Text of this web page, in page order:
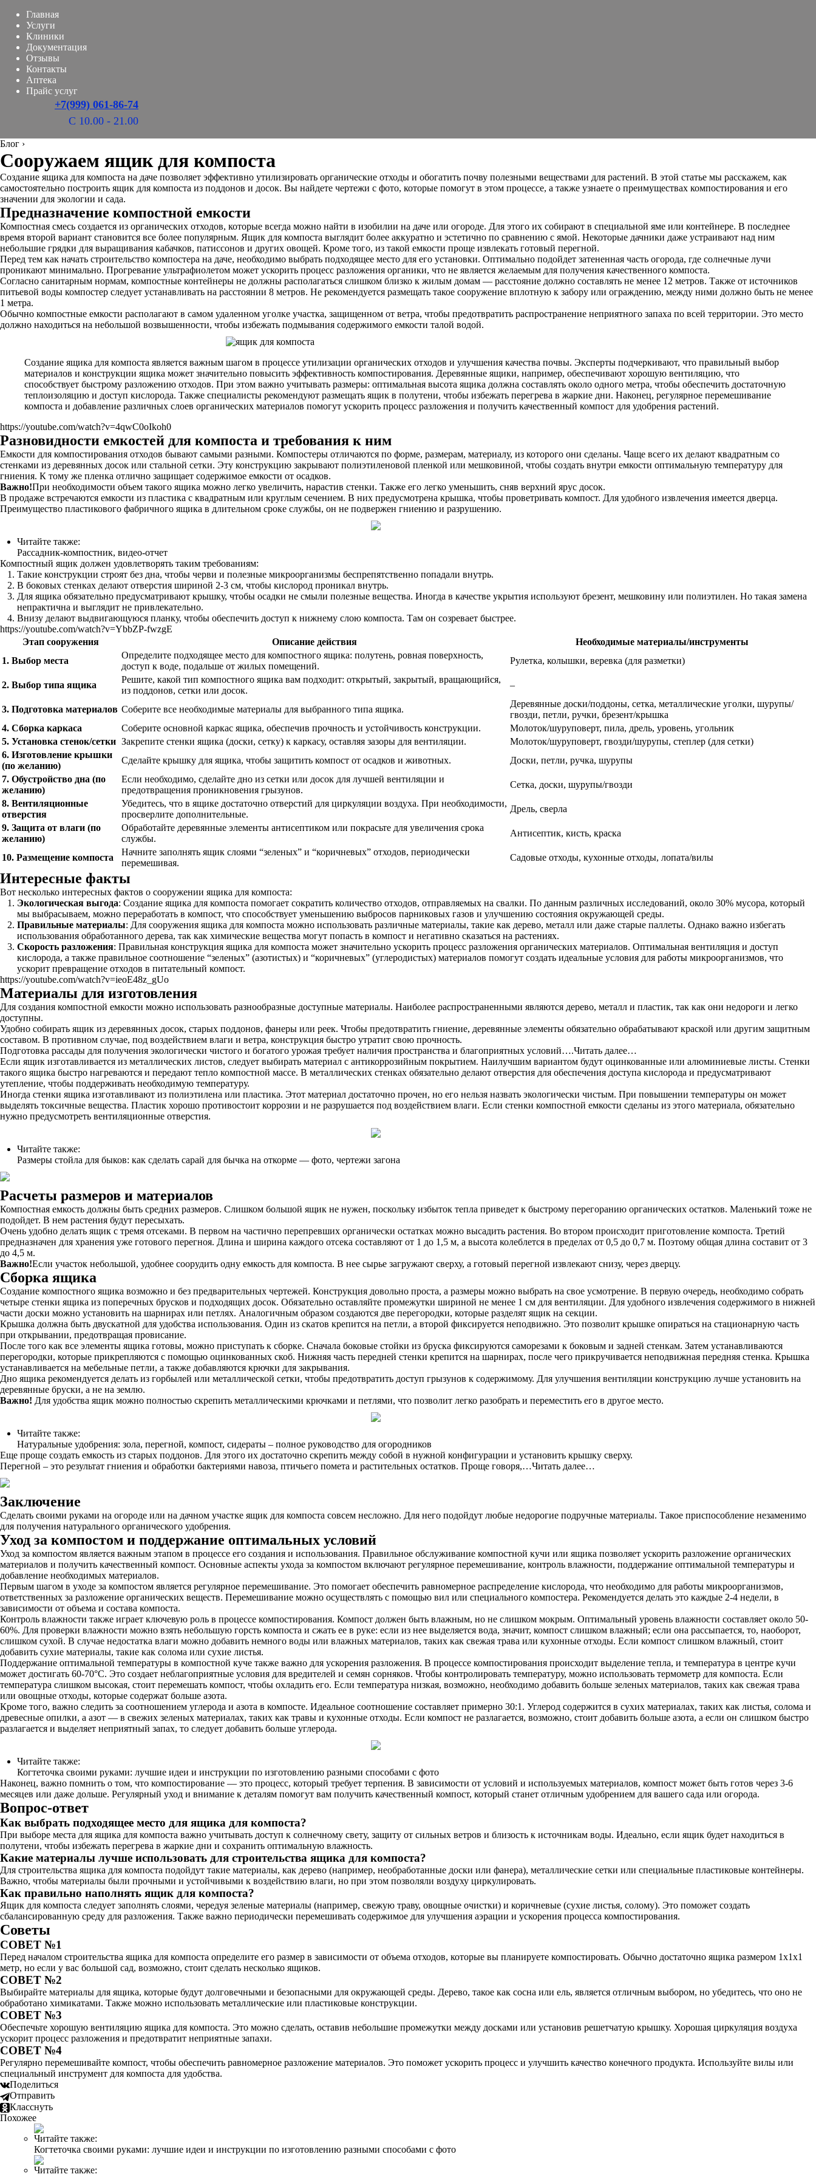
Главная
Услуги
Клиники
Документация
Отзывы
Контакты
Аптека
Прайс услуг
+7(999) 061-86-74
С 10.00 - 21.00
Блог ›
Сооружаем ящик для компоста
Создание ящика для компоста на даче позволяет эффективно утилизировать органические отходы и обогатить почву полезными веществами для растений. В этой статье мы расскажем, как
самостоятельно построить ящик для компоста из поддонов и досок. Вы найдете чертежи с фото, которые помогут в этом процессе, а также узнаете о преимуществах компостирования и его
значении для экологии и сада.
Предназначение компостной емкости
Компостная смесь создается из органических отходов, которые всегда можно найти в изобилии на даче или огороде. Для этого их собирают в специальной яме или контейнере. В последнее
время второй вариант становится все более популярным. Ящик для компоста выглядит более аккуратно и эстетично по сравнению с ямой. Некоторые дачники даже устраивают над ним
небольшие грядки для выращивания кабачков, патиссонов и других овощей. Кроме того, из такой емкости проще извлекать готовый перегной.
Перед тем как начать строительство компостера на даче, необходимо выбрать подходящее место для его установки. Оптимально подойдет затененная часть огорода, где солнечные лучи
проникают минимально. Прогревание ультрафиолетом может ускорить процесс разложения органики, что не является желаемым для получения качественного компоста.
Согласно санитарным нормам, компостные контейнеры не должны располагаться слишком близко к жилым домам — расстояние должно составлять не менее 12 метров. Также от источников
питьевой воды компостер следует устанавливать на расстоянии 8 метров. Не рекомендуется размещать такое сооружение вплотную к забору или ограждению, между ними должно быть не менее
1 метра.
Обычно компостные емкости располагают в самом удаленном уголке участка, защищенном от ветра, чтобы предотвратить распространение неприятного запаха по всей территории. Это место
должно находиться на небольшой возвышенности, чтобы избежать подмывания содержимого емкости талой водой.
Создание ящика для компоста является важным шагом в процессе утилизации органических отходов и улучшения качества почвы. Эксперты подчеркивают, что правильный выбор
материалов и конструкции ящика может значительно повысить эффективность компостирования. Деревянные ящики, например, обеспечивают хорошую вентиляцию, что
способствует быстрому разложению отходов. При этом важно учитывать размеры: оптимальная высота ящика должна составлять около одного метра, чтобы обеспечить достаточную
теплоизоляцию и доступ кислорода. Также специалисты рекомендуют размещать ящик в полутени, чтобы избежать перегрева в жаркие дни. Наконец, регулярное перемешивание
компоста и добавление различных слоев органических материалов помогут ускорить процесс разложения и получить качественный компост для удобрения растений.
https://youtube.com/watch?v=4qwC0oIkoh0
Разновидности емкостей для компоста и требования к ним
Емкости для компостирования отходов бывают самыми разными. Компостеры отличаются по форме, размерам, материалу, из которого они сделаны. Чаще всего их делают квадратным со
стенками из деревянных досок или стальной сетки. Эту конструкцию закрывают полиэтиленовой пленкой или мешковиной, чтобы создать внутри емкости оптимальную температуру для
гниения. К тому же пленка отлично защищает содержимое емкости от осадков.
Важно!При необходимости объем такого ящика можно легко увеличить, нарастив стенки. Также его легко уменьшить, сняв верхний ярус досок.
В продаже встречаются емкости из пластика с квадратным или круглым сечением. В них предусмотрена крышка, чтобы проветривать компост. Для удобного извлечения имеется дверца.
Преимущество пластикового фабричного ящика в длительном сроке службы, он не подвержен гниению и разрушению.
Читайте также:
Рассадник-компостник, видео-отчет
Компостный ящик должен удовлетворять таким требованиям:
Такие конструкции строят без дна, чтобы черви и полезные микроорганизмы беспрепятственно попадали внутрь.
В боковых стенках делают отверстия шириной 2-3 см, чтобы кислород проникал внутрь.
Для ящика обязательно предусматривают крышку, чтобы осадки не смыли полезные вещества. Иногда в качестве укрытия используют брезент, мешковину или полиэтилен. Но такая замена
непрактична и выглядит не привлекательно.
Внизу делают выдвигающуюся планку, чтобы обеспечить доступ к нижнему слою компоста. Там он созревает быстрее.
https://youtube.com/watch?v=YbbZP-fwzgE
Этап сооружения
Описание действия
Необходимые материалы/инструменты
1. Выбор места
Определите подходящее место для компостного ящика: полутень, ровная поверхность,
доступ к воде, подальше от жилых помещений.
Рулетка, колышки, веревка (для разметки)
2. Выбор типа ящика
Решите, какой тип компостного ящика вам подходит: открытый, закрытый, вращающийся,
из поддонов, сетки или досок.
–
3. Подготовка материалов Соберите все необходимые материалы для выбранного типа ящика.
Деревянные доски/поддоны, сетка, металлические уголки, шурупы/
гвозди, петли, ручки, брезент/крышка
4. Сборка каркаса
Соберите основной каркас ящика, обеспечив прочность и устойчивость конструкции.
Молоток/шуруповерт, пила, дрель, уровень, угольник
5. Установка стенок/сетки Закрепите стенки ящика (доски, сетку) к каркасу, оставляя зазоры для вентиляции.
Молоток/шуруповерт, гвозди/шурупы, степлер (для сетки)
6. Изготовление крышки
(по желанию)
Сделайте крышку для ящика, чтобы защитить компост от осадков и животных.
Доски, петли, ручка, шурупы
7. Обустройство дна (по
желанию)
Если необходимо, сделайте дно из сетки или досок для лучшей вентиляции и
предотвращения проникновения грызунов.
Сетка, доски, шурупы/гвозди
8. Вентиляционные
отверстия
Убедитесь, что в ящике достаточно отверстий для циркуляции воздуха. При необходимости,
просверлите дополнительные.
Дрель, сверла
9. Защита от влаги (по
желанию)
Обработайте деревянные элементы антисептиком или покрасьте для увеличения срока
службы.
Антисептик, кисть, краска
10. Размещение компоста
Начните заполнять ящик слоями “зеленых” и “коричневых” отходов, периодически
перемешивая.
Садовые отходы, кухонные отходы, лопата/вилы
Интересные факты
Вот несколько интересных фактов о сооружении ящика для компоста:
Экологическая выгода: Создание ящика для компоста помогает сократить количество отходов, отправляемых на свалки. По данным различных исследований, около 30% мусора, который
мы выбрасываем, можно переработать в компост, что способствует уменьшению выбросов парниковых газов и улучшению состояния окружающей среды.
Правильные материалы: Для сооружения ящика для компоста можно использовать различные материалы, такие как дерево, металл или даже старые паллеты. Однако важно избегать
использования обработанного дерева, так как химические вещества могут попасть в компост и негативно сказаться на растениях.
Скорость разложения: Правильная конструкция ящика для компоста может значительно ускорить процесс разложения органических материалов. Оптимальная вентиляция и доступ
кислорода, а также правильное соотношение “зеленых” (азотистых) и “коричневых” (углеродистых) материалов помогут создать идеальные условия для работы микроорганизмов, что
ускорит превращение отходов в питательный компост.
https://youtube.com/watch?v=ieoE48z_gUo
Материалы для изготовления
Для создания компостной емкости можно использовать разнообразные доступные материалы. Наиболее распространенными являются дерево, металл и пластик, так как они недороги и легко
доступны.
Удобно собирать ящик из деревянных досок, старых поддонов, фанеры или реек. Чтобы предотвратить гниение, деревянные элементы обязательно обрабатывают краской или другим защитным
составом. В противном случае, под воздействием влаги и ветра, конструкция быстро утратит свою прочность.
Подготовка рассады для получения экологически чистого и богатого урожая требует наличия пространства и благоприятных условий….Читать далее…
Если ящик изготавливается из металлических листов, следует выбирать материал с антикоррозийным покрытием. Наилучшим вариантом будут оцинкованные или алюминиевые листы. Стенки
такого ящика быстро нагреваются и передают тепло компостной массе. В металлических стенках обязательно делают отверстия для обеспечения доступа кислорода и предусматривают
утепление, чтобы поддерживать необходимую температуру.
Иногда стенки ящика изготавливают из полиэтилена или пластика. Этот материал достаточно прочен, но его нельзя назвать экологически чистым. При повышении температуры он может
выделять токсичные вещества. Пластик хорошо противостоит коррозии и не разрушается под воздействием влаги. Если стенки компостной емкости сделаны из этого материала, обязательно
нужно предусмотреть вентиляционные отверстия.
Читайте также:
Размеры стойла для быков: как сделать сарай для бычка на откорме — фото, чертежи загона
Расчеты размеров и материалов
Компостная емкость должны быть средних размеров. Слишком большой ящик не нужен, поскольку избыток тепла приведет к быстрому перегоранию органических остатков. Маленький тоже не
подойдет. В нем растения будут пересыхать.
Очень удобно делать ящик с тремя отсеками. В первом на частично перепревших органически остатках можно высадить растения. Во втором происходит приготовление компоста. Третий
предназначен для хранения уже готового перегноя. Длина и ширина каждого отсека составляют от 1 до 1,5 м, а высота колеблется в пределах от 0,5 до 0,7 м. Поэтому общая длина составит от 3
до 4,5 м.
Важно!Если участок небольшой, удобнее соорудить одну емкость для компоста. В нее сырье загружают сверху, а готовый перегной извлекают снизу, через дверцу.
Сборка ящика
Создание компостного ящика возможно и без предварительных чертежей. Конструкция довольно проста, а размеры можно выбрать на свое усмотрение. В первую очередь, необходимо собрать
четыре стенки ящика из поперечных брусков и подходящих досок. Обязательно оставляйте промежутки шириной не менее 1 см для вентиляции. Для удобного извлечения содержимого в нижней
части доски можно установить на шарнирах или петлях. Аналогичным образом создаются две перегородки, которые разделят ящик на секции.
Крышка должна быть двускатной для удобства использования. Один из скатов крепится на петли, а второй фиксируется неподвижно. Это позволит крышке опираться на стационарную часть
при открывании, предотвращая провисание.
После того как все элементы ящика готовы, можно приступать к сборке. Сначала боковые стойки из бруска фиксируются саморезами к боковым и задней стенкам. Затем устанавливаются
перегородки, которые прикрепляются с помощью оцинкованных скоб. Нижняя часть передней стенки крепится на шарнирах, после чего прикручивается неподвижная передняя стенка. Крышка
устанавливается на мебельные петли, а также добавляются крючки для закрывания.
Дно ящика рекомендуется делать из горбылей или металлической сетки, чтобы предотвратить доступ грызунов к содержимому. Для улучшения вентиляции конструкцию лучше установить на
деревянные бруски, а не на землю.
Важно! Для удобства ящик можно полностью скрепить металлическими крючками и петлями, что позволит легко разобрать и переместить его в другое место.
Читайте также:
Натуральные удобрения: зола, перегной, компост, сидераты – полное руководство для огородников
Еще проще создать емкость из старых поддонов. Для этого их достаточно скрепить между собой в нужной конфигурации и установить крышку сверху.
Перегной – это результат гниения и обработки бактериями навоза, птичьего помета и растительных остатков. Проще говоря,…Читать далее…
Заключение
Сделать своими руками на огороде или на дачном участке ящик для компоста совсем несложно. Для него подойдут любые недорогие подручные материалы. Такое приспособление незаменимо
для получения натурального органического удобрения.
Уход за компостом и поддержание оптимальных условий
Уход за компостом является важным этапом в процессе его создания и использования. Правильное обслуживание компостной кучи или ящика позволяет ускорить разложение органических
материалов и получить качественный компост. Основные аспекты ухода за компостом включают регулярное перемешивание, контроль влажности, поддержание оптимальной температуры и
добавление необходимых материалов.
Первым шагом в уходе за компостом является регулярное перемешивание. Это помогает обеспечить равномерное распределение кислорода, что необходимо для работы микроорганизмов,
ответственных за разложение органических веществ. Перемешивание можно осуществлять с помощью вил или специального компостера. Рекомендуется делать это каждые 2-4 недели, в
зависимости от объема и состава компоста.
Контроль влажности также играет ключевую роль в процессе компостирования. Компост должен быть влажным, но не слишком мокрым. Оптимальный уровень влажности составляет около 50-
60%. Для проверки влажности можно взять небольшую горсть компоста и сжать ее в руке: если из нее выделяется вода, значит, компост слишком влажный; если она рассыпается, то, наоборот,
слишком сухой. В случае недостатка влаги можно добавить немного воды или влажных материалов, таких как свежая трава или кухонные отходы. Если компост слишком влажный, стоит
добавить сухие материалы, такие как солома или сухие листья.
Поддержание оптимальной температуры в компостной куче также важно для ускорения разложения. В процессе компостирования происходит выделение тепла, и температура в центре кучи
может достигать 60-70°C. Это создает неблагоприятные условия для вредителей и семян сорняков. Чтобы контролировать температуру, можно использовать термометр для компоста. Если
температура слишком высокая, стоит перемешать компост, чтобы охладить его. Если температура низкая, возможно, необходимо добавить больше зеленых материалов, таких как свежая трава
или овощные отходы, которые содержат больше азота.
Кроме того, важно следить за соотношением углерода и азота в компосте. Идеальное соотношение составляет примерно 30:1. Углерод содержится в сухих материалах, таких как листья, солома и
древесные опилки, а азот — в свежих зеленых материалах, таких как травы и кухонные отходы. Если компост не разлагается, возможно, стоит добавить больше азота, а если он слишком быстро
разлагается и выделяет неприятный запах, то следует добавить больше углерода.
Читайте также:
Когтеточка своими руками: лучшие идеи и инструкции по изготовлению разными способами с фото
Наконец, важно помнить о том, что компостирование — это процесс, который требует терпения. В зависимости от условий и используемых материалов, компост может быть готов через 3-6
месяцев или даже дольше. Регулярный уход и внимание к деталям помогут вам получить качественный компост, который станет отличным удобрением для вашего сада или огорода.
Вопрос-ответ
Как выбрать подходящее место для ящика для компоста?
При выборе места для ящика для компоста важно учитывать доступ к солнечному свету, защиту от сильных ветров и близость к источникам воды. Идеально, если ящик будет находиться в
полутени, чтобы избежать перегрева в жаркие дни и сохранить оптимальную влажность.
Какие материалы лучше использовать для строительства ящика для компоста?
Для строительства ящика для компоста подойдут такие материалы, как дерево (например, необработанные доски или фанера), металлические сетки или специальные пластиковые контейнеры.
Важно, чтобы материалы были прочными и устойчивыми к воздействию влаги, но при этом позволяли воздуху циркулировать.
Как правильно наполнять ящик для компоста?
Ящик для компоста следует заполнять слоями, чередуя зеленые материалы (например, свежую траву, овощные очистки) и коричневые (сухие листья, солому). Это поможет создать
сбалансированную среду для разложения. Также важно периодически перемешивать содержимое для улучшения аэрации и ускорения процесса компостирования.
Советы
СОВЕТ №1
Перед началом строительства ящика для компоста определите его размер в зависимости от объема отходов, которые вы планируете компостировать. Обычно достаточно ящика размером 1x1x1
метр, но если у вас большой сад, возможно, стоит сделать несколько ящиков.
СОВЕТ №2
Выбирайте материалы для ящика, которые будут долговечными и безопасными для окружающей среды. Дерево, такое как сосна или ель, является отличным выбором, но убедитесь, что оно не
обработано химикатами. Также можно использовать металлические или пластиковые конструкции.
СОВЕТ №3
Обеспечьте хорошую вентиляцию ящика для компоста. Это можно сделать, оставив небольшие промежутки между досками или установив решетчатую крышку. Хорошая циркуляция воздуха
ускорит процесс разложения и предотвратит неприятные запахи.
СОВЕТ №4
Регулярно перемешивайте компост, чтобы обеспечить равномерное разложение материалов. Это поможет ускорить процесс и улучшить качество конечного продукта. Используйте вилы или
специальный инструмент для компоста для удобства.
Поделиться
Отправить
Класснуть
Похожее
Читайте также:
Когтеточка своими руками: лучшие идеи и инструкции по изготовлению разными способами с фото
Читайте также: